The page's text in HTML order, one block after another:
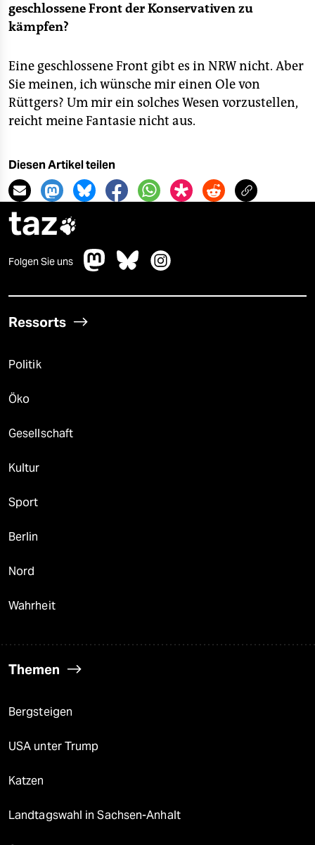
geschlossene Front der Konservativen zu
kämpfen?
Eine geschlossene Front gibt es in NRW nicht. Aber
Sie meinen, ich wünsche mir einen Ole von
Rüttgers? Um mir ein solches Wesen vorzustellen,
reicht meine Fantasie nicht aus.
Diesen Artikel teilen
taz
Folgen Sie uns
Ressorts
Politik
Öko
Gesellschaft
Kultur
Sport
Berlin
Nord
Wahrheit
Themen
Bergsteigen
USA unter Trump
Katzen
Landtagswahl in Sachsen-Anhalt